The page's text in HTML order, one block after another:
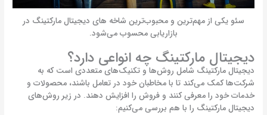
سئو یکی از مهم‌ترین و محبوب‌ترین شاخه های دیجیتال مارکتینگ در
بازاریابی محسوب می‌شود.
دیجیتال مارکتینگ چه انواعی دارد؟
دیجیتال مارکتینگ شامل روش‌ها و تکنیک‌های متعددی است که به
شرکت‌ها کمک می‌کند تا با مخاطبان خود در تعامل باشند، محصولات و
خدمات خود را معرفی کنند و فروش را افزایش دهند. در زیر روش‌های
دیجیتال مارکتینگ را با هم بررسی می‌کنیم: